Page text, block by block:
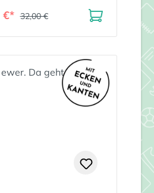
€* 32,00 €